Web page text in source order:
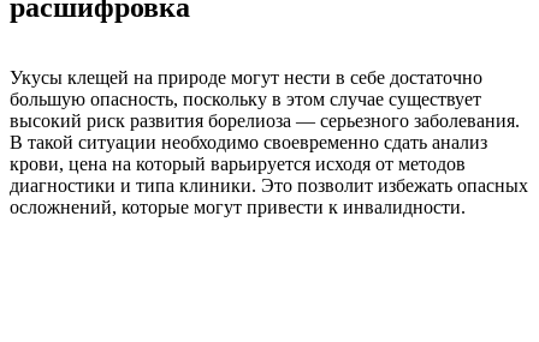
расшифровка
Укусы клещей на природе могут нести в себе достаточно
большую опасность, поскольку в этом случае существует
высокий риск развития борелиоза — серьезного заболевания.
В такой ситуации необходимо своевременно сдать анализ
крови, цена на который варьируется исходя от методов
диагностики и типа клиники. Это позволит избежать опасных
осложнений, которые могут привести к инвалидности.